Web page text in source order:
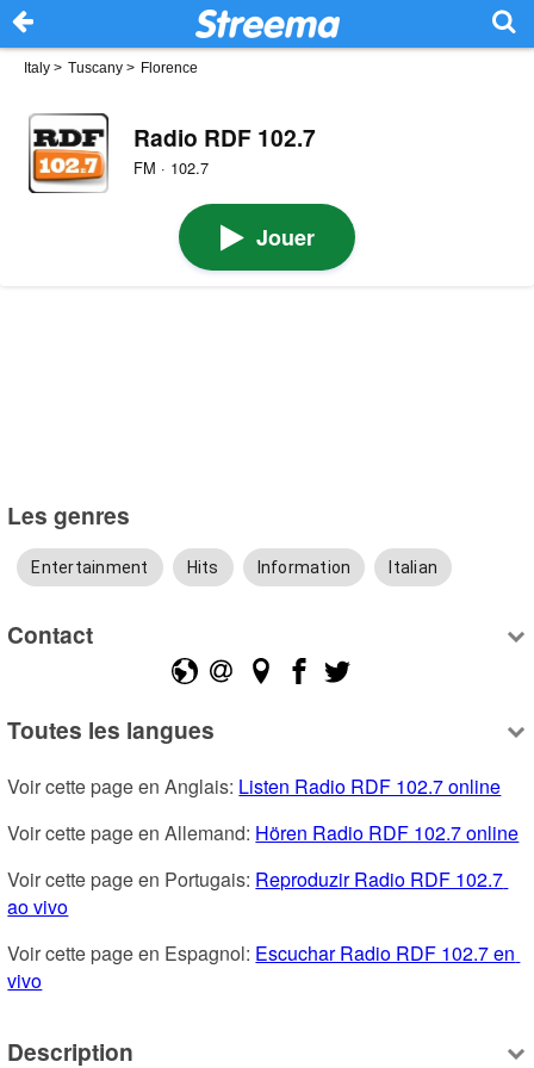
Italy > Tuscany > Florence
Radio RDF 102.7
FM · 102.7
Jouer
Les genres
Entertainment Hits Information Italian
Contact
Toutes les langues
Voir cette page en Anglais: Listen Radio RDF 102.7 online
Voir cette page en Allemand: Hören Radio RDF 102.7 online
Voir cette page en Portugais: Reproduzir Radio RDF 102.7
ao vivo
Voir cette page en Espagnol: Escuchar Radio RDF 102.7 en
vivo
Description